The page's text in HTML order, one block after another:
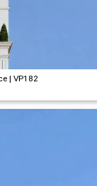
| VP182